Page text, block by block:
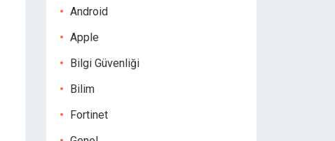
Android
Apple
Bilgi Güvenliği
Bilim
Fortinet